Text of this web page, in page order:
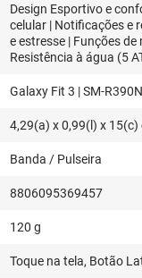
Design Esportivo e
celular | Notificações e
e estresse | Funções
Resistência à água (5
Galaxy Fit 3 | SM-
4,29(a) x 0,99(l) x 15(c)
Banda / Pulseira
8806095369457
120 g
Toque na tela, Botão